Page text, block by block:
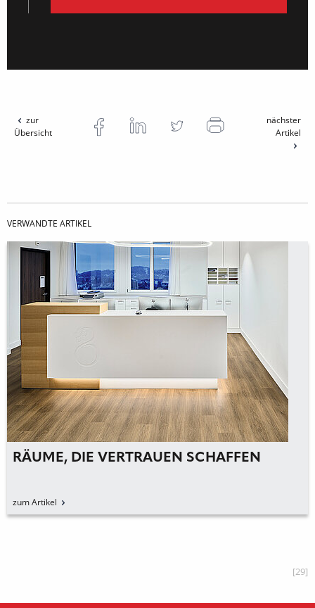
zur
Übersicht
nächster
Artikel
VERWANDTE ARTIKEL
RÄUME, DIE VERTRAUEN SCHAFFEN
zum Artikel
[29]